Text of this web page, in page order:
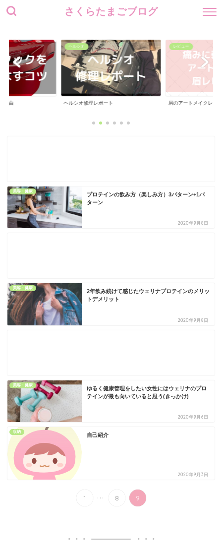
さくらたまごブログ
理由
ヘルシオ
ヘルシオ修理レポート
レビュー
眉のアートメイクレビ
美容・健康
プロテインの飲み方（楽しみ方）3パターン+1パ
ターン
2020年9月8日
美容・健康
2年飲み続けて感じたウェリナプロテインのメリッ
トデメリット
2020年9月8日
美容・健康
ゆるく健康管理をしたい女性にはウェリナのプロ
テインが最も向いていると思う(きっかけ)
2020年9月6日
収納
自己紹介
2020年9月3日
1 ... 8 9